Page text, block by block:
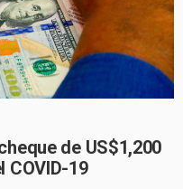
de US$1,200
COVID-19